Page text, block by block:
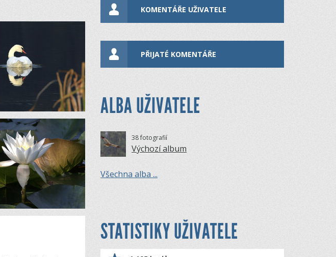
KOMENTÁŘE UŽIVATELE
PŘIJATÉ KOMENTÁŘE
ALBA UŽIVATELE
38 fotografií
Výchozí album
Všechna alba ...
STATISTIKY UŽIVATELE